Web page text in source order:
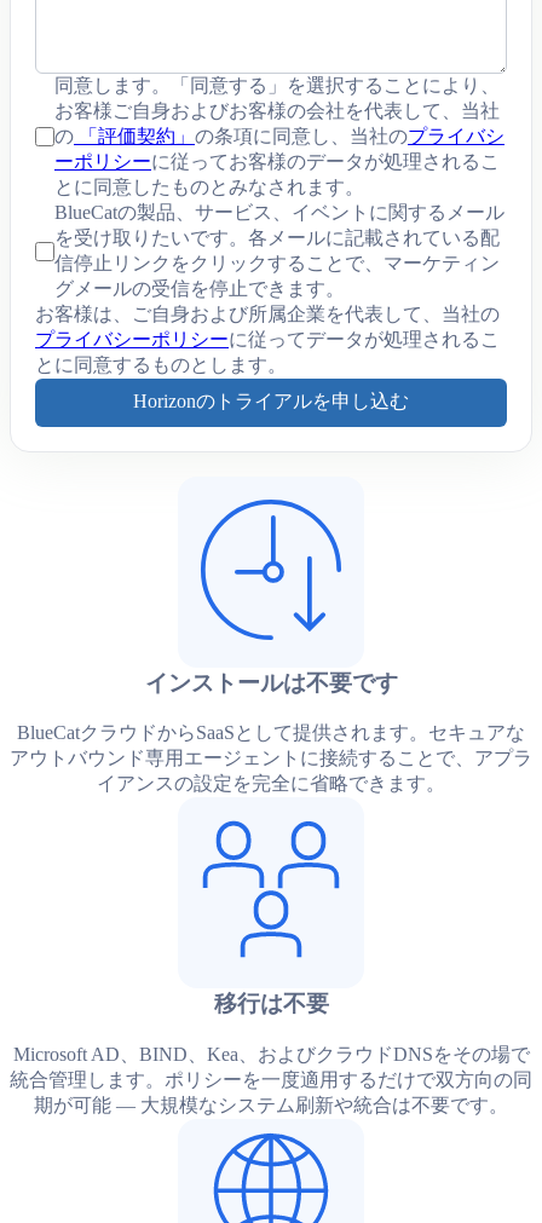
同意します。「同意する」を選択することにより、
お客様ご自身およびお客様の会社を代表して、当社
の 「評価契約」 の条項に同意し、当社のプライバシ
ーポリシーに従ってお客様のデータが処理されるこ
とに同意したものとみなされます。
BlueCatの製品、サービス、イベントに関するメール
を受け取りたいです。各メールに記載されている配
信停止リンクをクリックすることで、マーケティン
グメールの受信を停止できます。
お客様は、ご自身および所属企業を代表して、当社の
プライバシーポリシーに従ってデータが処理されるこ
とに同意するものとします。
Horizonのトライアルを申し込む
インストールは不要です
BlueCatクラウドからSaaSとして提供されます。セキュアな
アウトバウンド専用エージェントに接続することで、アプラ
イアンスの設定を完全に省略できます。
移行は不要
Microsoft AD、BIND、Kea、およびクラウドDNSをその場で
統合管理します。ポリシーを一度適用するだけで双方向の同
期が可能 — 大規模なシステム刷新や統合は不要です。